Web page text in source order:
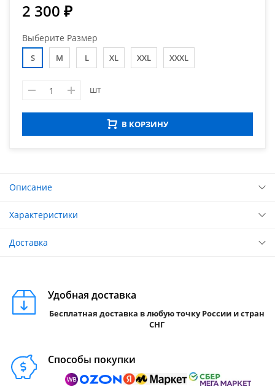
2 300 ₽
Выберите Размер
S M L XL XXL XXXL
шт
В КОРЗИНУ
Описание
Характеристики
Доставка
Удобная доставка
Бесплатная доставка в любую точку России и стран
СНГ
Способы покупки